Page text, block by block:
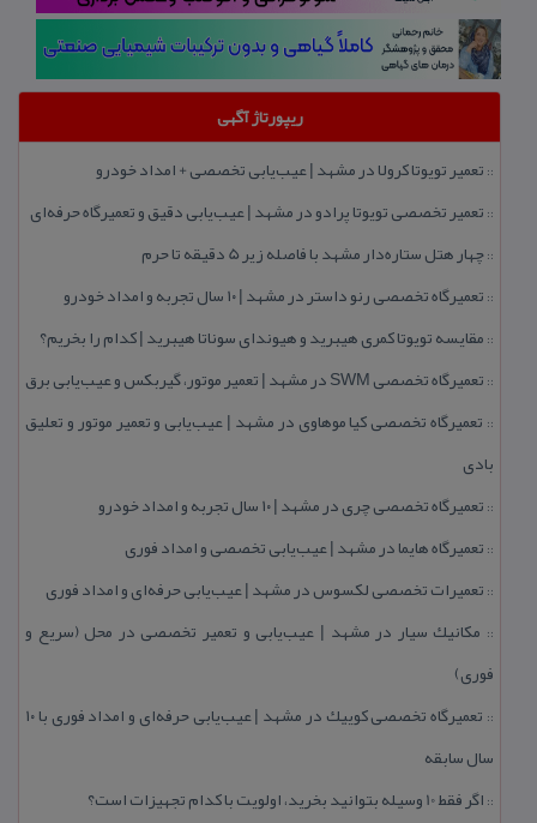
ریپورتاژ آگهی
:: تعمیر تویوتا كرولا در مشهد | عیب‌یابی تخصصی + امداد خودرو
:: تعمیر تخصصی تویوتا پرادو در مشهد | عیب‌یابی دقیق و تعمیرگاه حرفه‌ای
::چهار هتل‌ ستاره‌دار مشهد با فاصله زیر 5 دقیقه تا حرم
:: تعمیرگاه تخصصی رنو داستر در مشهد | ۱۰ سال تجربه و امداد خودرو
:: مقایسه تویوتا كمری هیبرید و هیوندای سوناتا هیبرید | كدام را بخریم؟
:: تعمیرگاه تخصصی SWM در مشهد | تعمیر موتور، گیربكس و عیب‌یابی برق
:: تعمیرگاه تخصصی كیا موهاوی در مشهد | عیب‌یابی و تعمیر موتور و تعلیق
بادی
:: تعمیرگاه تخصصی چری در مشهد | ۱۰ سال تجربه و امداد خودرو
:: تعمیرگاه هایما در مشهد | عیب‌یابی تخصصی و امداد فوری
:: تعمیرات تخصصی لكسوس در مشهد | عیب‌یابی حرفه‌ای و امداد فوری
:: مكانیك سیار در مشهد | عیب‌یابی و تعمیر تخصصی در محل (سریع و
فوری)
::
تعمیرگاه تخصصی كوییك در مشهد | عیب‌یابی حرفه‌ای و امداد فوری با ۱۰
سال سابقه
:: اگر فقط 10 وسیله بتوانید بخرید، اولویت با كدام تجهیزات است؟